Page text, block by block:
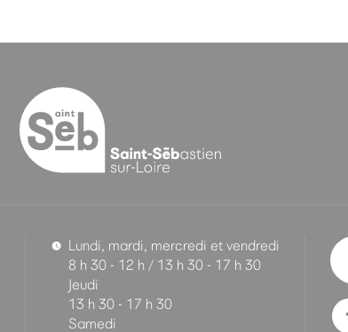
Lundi, mardi, mercredi et vendredi
8 h 30 - 12 h / 13 h 30 - 17 h 30
Jeudi
13 h 30 - 17 h 30
Samedi